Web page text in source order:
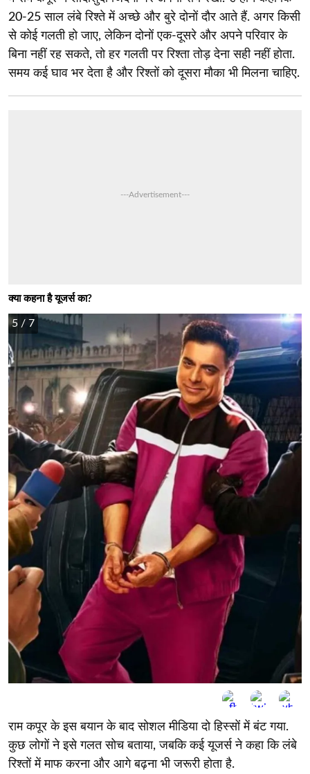
20-25 साल लंबे रिश्ते में अच्छे और बुरे दोनों दौर आते हैं. अगर किसी
से कोई गलती हो जाए, लेकिन दोनों एक-दूसरे और अपने परिवार के
बिना नहीं रह सकते, तो हर गलती पर रिश्ता तोड़ देना सही नहीं होता.
समय कई घाव भर देता है और रिश्तों को दूसरा मौका भी मिलना चाहिए.
---Advertisement---
क्या कहना है यूजर्स का?
5 / 7
राम कपूर के इस बयान के बाद सोशल मीडिया दो हिस्सों में बंट गया.
कुछ लोगों ने इसे गलत सोच बताया, जबकि कई यूजर्स ने कहा कि लंबे
रिश्तों में माफ करना और आगे बढ़ना भी जरूरी होता है.